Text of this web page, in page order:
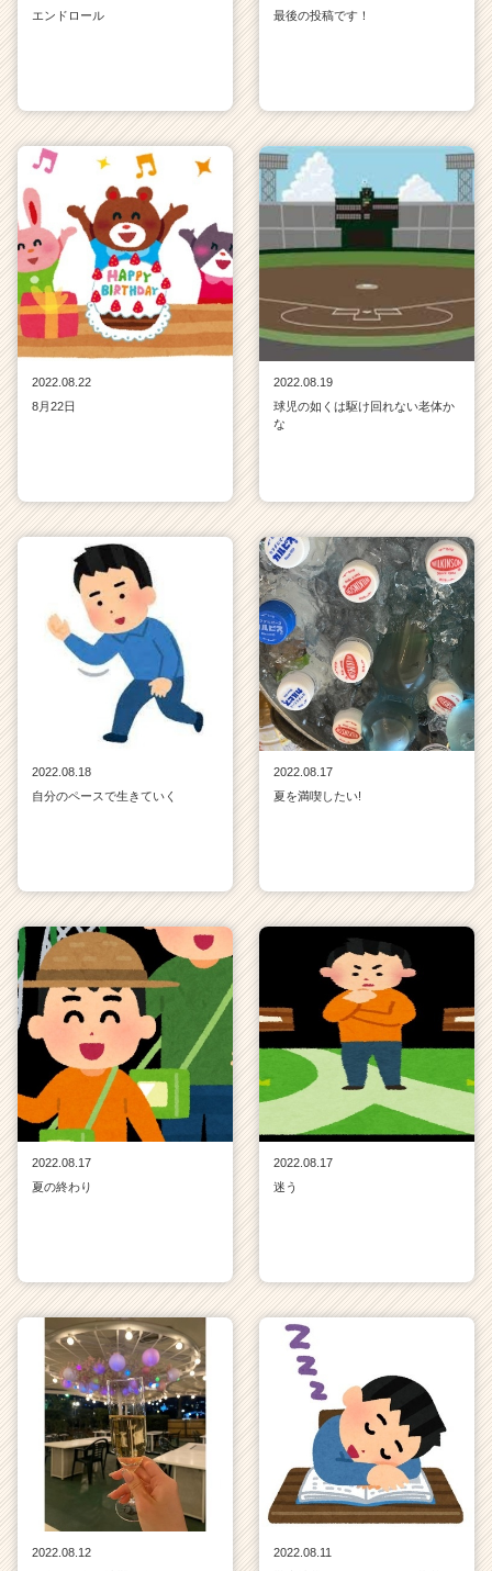
エンドロール 最後の投稿です！
2022.08.22
8月22日
2022.08.19
球児の如くは駆け回れない老体か
な
2022.08.18
自分のペースで生きていく
2022.08.17
夏を満喫したい!
2022.08.17
夏の終わり
2022.08.17
迷う
2022.08.12
2022.08.11